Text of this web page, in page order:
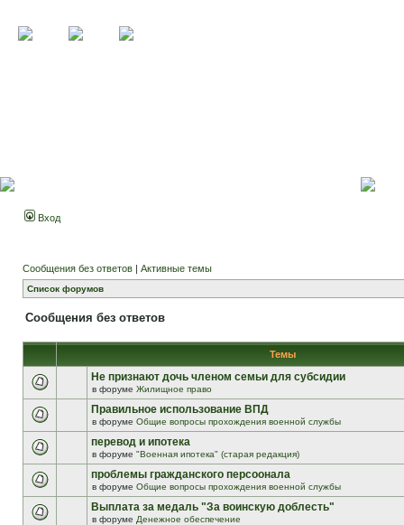
Вход
Сообщения без ответов | Активные темы
Список форумов
Сообщения без ответов
Темы
Не признают дочь членом семьи для субсидии
в форуме Жилищное право
Правильное использование ВПД
в форуме Общие вопросы прохождения военной службы
перевод и ипотека
в форуме "Военная ипотека" (старая редакция)
проблемы гражданского персоонала
в форуме Общие вопросы прохождения военной службы
Выплата за медаль "За воинскую доблесть"
в форуме Денежное обеспечение